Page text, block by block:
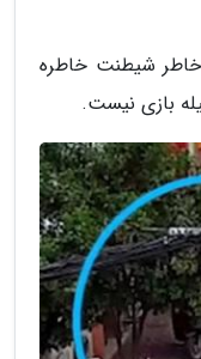
شیطنت خاطره
بازی نیست.